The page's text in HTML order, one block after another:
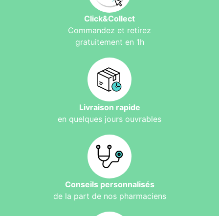
Click&Collect
Commandez et retirez
gratuitement en 1h
Livraison rapide
en quelques jours ouvrables
Conseils personnalisés
de la part de nos pharmaciens